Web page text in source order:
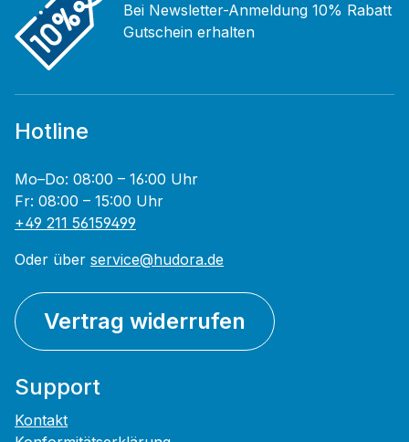
Bei Newsletter-Anmeldung 10% Rabatt
Gutschein erhalten
Hotline
Mo–Do: 08:00 – 16:00 Uhr
Fr: 08:00 – 15:00 Uhr
+49 211 56159499
Oder über service@hudora.de
Vertrag widerrufen
Support
Kontakt